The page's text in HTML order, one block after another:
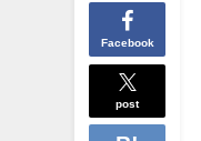
Facebook
post